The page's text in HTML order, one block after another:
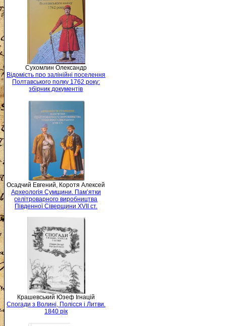
Сухомлин Олександр
Відомість про залінійні поселення
Полтавського полку 1762 року:
збірник документів
Осадчий Евгений, Коротя Алексей
Археологія Сумщини. Пам’ятки
селітроварного виробництва
Південної Сіверщини XVII ст.
Крашевський Юзеф Ігнацій
Спогади з Волині, Полісся і Литви.
1840 рік